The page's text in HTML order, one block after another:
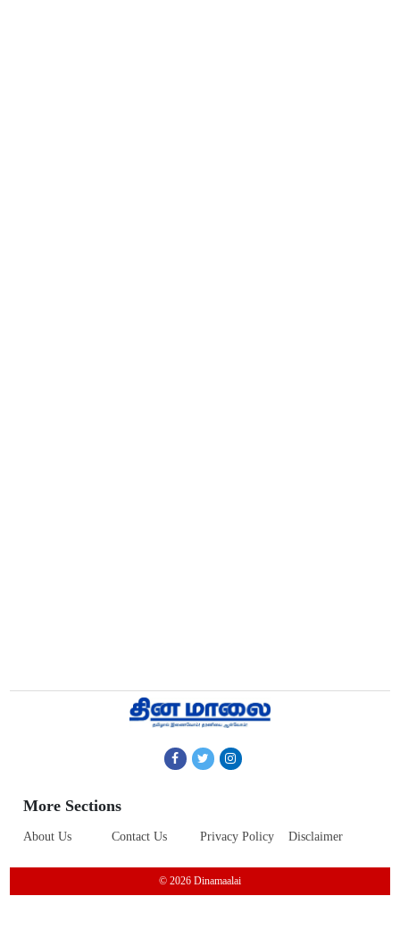
More Sections
About Us Contact Us Privacy Policy Disclaimer
© 2026 Dinamaalai